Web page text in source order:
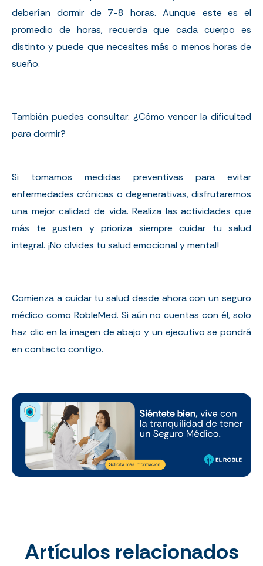
deberían dormir de 7-8 horas. Aunque este es el
promedio de horas, recuerda que cada cuerpo es
distinto y puede que necesites más o menos horas de
sueño.
También puedes consultar: ¿Cómo vencer la dificultad
para dormir?
Si tomamos medidas preventivas para evitar
enfermedades crónicas o degenerativas, disfrutaremos
una mejor calidad de vida. Realiza las actividades que
más te gusten y prioriza siempre cuidar tu salud
integral. ¡No olvides tu salud emocional y mental!
Comienza a cuidar tu salud desde ahora con un seguro
médico como RobleMed. Si aún no cuentas con él, solo
haz clic en la imagen de abajo y un ejecutivo se pondrá
en contacto contigo.
Artículos relacionados